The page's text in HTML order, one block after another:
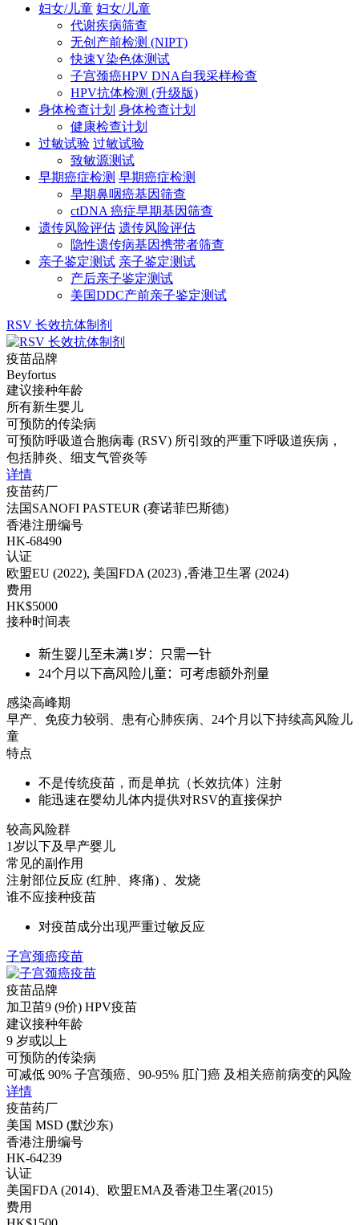
妇女/儿童 妇女/儿童
代谢疾病筛查
无创产前检测 (NIPT)
快速Y染色体测试
子宫颈癌HPV DNA自我采样检查
HPV抗体检测 (升级版)
身体检查计划 身体检查计划
健康检查计划
过敏试验 过敏试验
致敏源测试
早期癌症检测 早期癌症检测
早期鼻咽癌基因筛查
ctDNA 癌症早期基因筛查
遗传风险评估 遗传风险评估
隐性遗传病基因携带者筛查
亲子鉴定测试 亲子鉴定测试
产后亲子鉴定测试
美国DDC产前亲子鉴定测试
RSV 长效抗体制剂
疫苗品牌
Beyfortus
建议接种年龄
所有新生婴儿
可预防的传染病
可预防呼吸道合胞病毒 (RSV) 所引致的严重下呼吸道疾病，
包括肺炎、细支气管炎等
详情
疫苗药厂
法国SANOFI PASTEUR (赛诺菲巴斯德)
香港注册编号
HK-68490
认证
欧盟EU (2022), 美国FDA (2023) ,香港卫生署 (2024)
费用
HK$5000
接种时间表
新生婴儿至未满1岁：只需一针
24个月以下高风险儿童：可考虑额外剂量
感染高峰期
早产、免疫力较弱、患有心肺疾病、24个月以下持续高风险儿
童
特点
不是传统疫苗，而是单抗（长效抗体）注射
能迅速在婴幼儿体内提供对RSV的直接保护
较高风险群
1岁以下及早产婴儿
常见的副作用
注射部位反应 (红肿、疼痛) 、发烧
谁不应接种疫苗
对疫苗成分出现严重过敏反应
子宫颈癌疫苗
疫苗品牌
加卫苗9 (9价) HPV疫苗
建议接种年龄
9 岁或以上
可预防的传染病
可减低 90% 子宫颈癌、90-95% 肛门癌 及相关癌前病变的风险
详情
疫苗药厂
美国 MSD (默沙东)
香港注册编号
HK-64239
认证
美国FDA (2014)、欧盟EMA及香港卫生署(2015)
费用